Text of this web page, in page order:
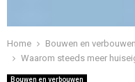
Home
Bouwen en verbouwen
Waarom steeds meer
Bouwen en verbouwen